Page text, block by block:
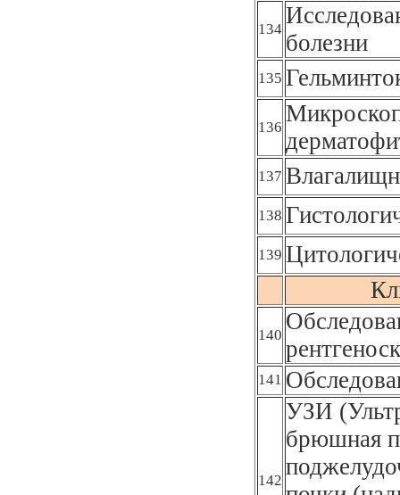
134
болезни
135
136
137
138
139
140
141
142
УЗИ
брюшная